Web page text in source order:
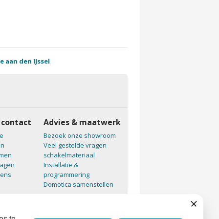
aan den IJssel
contact Advies & maatwerk
Bezoek onze showroom
Veel gestelde vragen
schakelmateriaal
Installatie &
programmering
Domotica samenstellen
Sluiten